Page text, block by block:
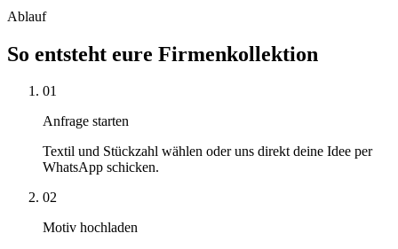
Ablauf
So entsteht eure Firmenkollektion
01
Anfrage starten
Textil und Stückzahl wählen oder uns direkt deine Idee per
WhatsApp schicken.
02
Motiv hochladen